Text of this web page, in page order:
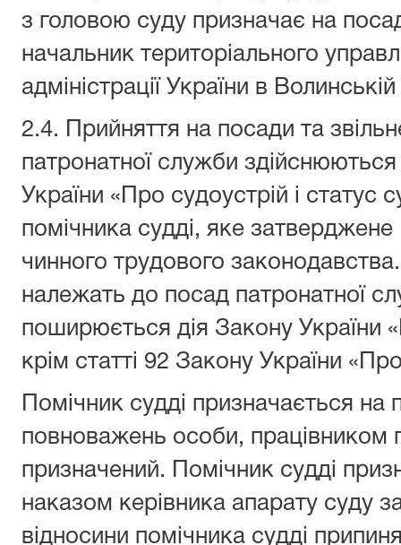
з головою суду призначає на
начальник територіального
адміністрації України в
2.4. Прийняття на посади та
патронатної служби
України «Про судоустрій і статус
помічника судді, яке
чинного трудового
належать до посад патронатної
поширюється дія Закону
крім статті 92 Закону України
Помічник судді призначається на
повноважень особи, працівником
призначений. Помічник судді
наказом керівника апарату суду
відносини помічника судді